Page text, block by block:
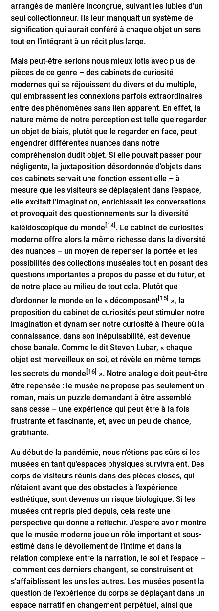
arrangés de manière incongrue, suivant les lubies d’un
seul collectionneur. Ils leur manquait un système de
signification qui aurait conféré à chaque objet un sens
tout en l’intégrant à un récit plus large.
Mais peut-être serions nous mieux lotis avec plus de
pièces de ce genre – des cabinets de curiosité
modernes qui se réjouissent du divers et du multiple,
qui embrassent les connexions parfois extraordinaires
entre des phénomènes sans lien apparent. En effet, la
nature même de notre perception est telle que regarder
un objet de biais, plutôt que le regarder en face, peut
engendrer différentes nuances dans notre
compréhension dudit objet. Si elle pouvait passer pour
négligente, la juxtaposition désordonnée d’objets dans
ces cabinets servait une fonction essentielle – à
mesure que les visiteurs se déplaçaient dans l’espace,
elle excitait l’imagination, enrichissait les conversations
et provoquait des questionnements sur la diversité
kaléidoscopique du monde[14] . Le cabinet de curiosités
moderne offre alors la même richesse dans la diversité
des nuances – un moyen de repenser la portée et les
possibilités des collections muséales tout en posant des
questions importantes à propos du passé et du futur, et
de notre place au milieu de tout cela. Plutôt que
d’ordonner le monde en le « décomposant[15] », la
proposition du cabinet de curiosités peut stimuler notre
imagination et dynamiser notre curiosité à l’heure où la
connaissance, dans son inépuisabilité, est devenue
chose banale. Comme le dit Steven Lubar, « chaque
objet est merveilleux en soi, et révèle en même temps
les secrets du monde[16] ». Notre analogie doit peut-être
être repensée : le musée ne propose pas seulement un
roman, mais un puzzle demandant à être assemblé
sans cesse – une expérience qui peut être à la fois
frustrante et fascinante, et, avec un peu de chance,
gratifiante.
Au début de la pandémie, nous n’étions pas sûrs si les
musées en tant qu’espaces physiques survivraient. Des
corps de visiteurs réunis dans des pièces closes, qui
n’étaient avant que des obstacles à l’expérience
esthétique, sont devenus un risque biologique. Si les
musées ont repris pied depuis, cela reste une
perspective qui donne à réfléchir. J’espère avoir montré
que le musée moderne joue un rôle important et sous-
estimé dans le dévoilement de l’intime et dans la
relation complexe entre la narration, le soi et l’espace –
comment ces derniers changent, se construisent et
s’affaiblissent les uns les autres. Les musées posent la
question de l’expérience du corps se déplaçant dans un
espace narratif en changement perpétuel, ainsi que